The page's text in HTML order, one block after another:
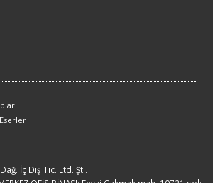
İç Dış Tic. Ltd. Şti.